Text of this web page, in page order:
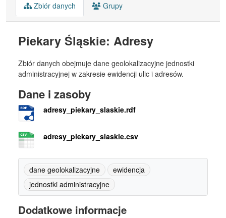
Zbiór danych Grupy
Piekary Śląskie: Adresy
Zbiór danych obejmuje dane geolokalizacyjne jednostki
administracyjnej w zakresie ewidencji ulic i adresów.
Dane i zasoby
adresy_piekary_slaskie.rdf
adresy_piekary_slaskie.csv
dane geolokalizacyjne
ewidencja
jednostki administracyjne
Dodatkowe informacje